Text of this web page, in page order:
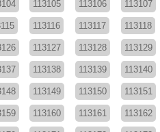
113105 113106 113107
113116 113117 113118
113127 113128 113129
113138 113139 113140
113149 113150 113151
113160 113161 113162